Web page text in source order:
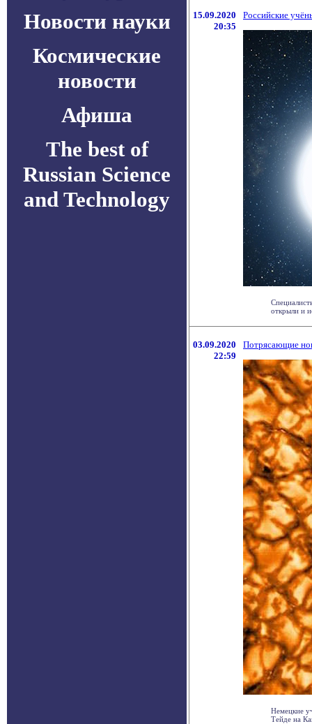
Новости науки
Космические
новости
Афиша
The best of
Russian Science
and Technology
15.09.2020
20:35
Российские
открыли и
03.09.2020
22:59
Потрясающие
Немецкие
Тейде на